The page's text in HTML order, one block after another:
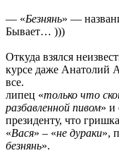
— «Безнянь» —
Бывает… )))
Откуда взялся
курсе даже Анатолий
все.
липец «только что
разбавленной пивом» и
президенту, что
«Вася» – «не дураки»,
безнянь».